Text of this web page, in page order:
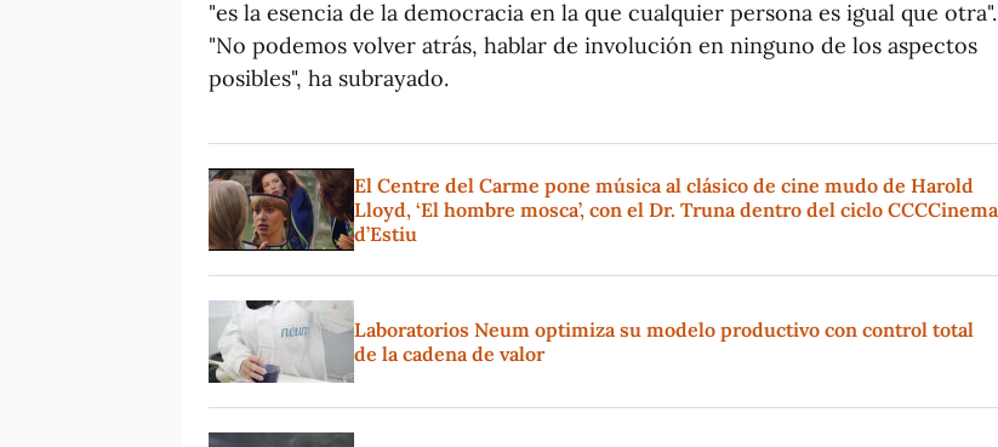
"es la esencia de la democracia en la que cualquier persona es igual que otra".
"No podemos volver atrás, hablar de involución en ninguno de los aspectos
posibles", ha subrayado.
El Centre del Carme pone música al clásico de cine mudo de Harold
Lloyd, ‘El hombre mosca’, con el Dr. Truna dentro del ciclo CCCCinema
d’Estiu
Laboratorios Neum optimiza su modelo productivo con control total
de la cadena de valor